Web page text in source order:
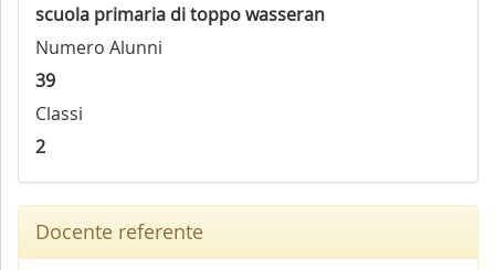
scuola primaria di toppo wasseran
Numero Alunni
39
Classi
2
Docente referente